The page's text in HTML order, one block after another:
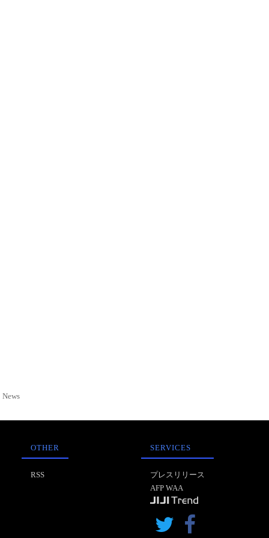
OTHER
RSS
SERVICES
プレスリリース
AFP WAA